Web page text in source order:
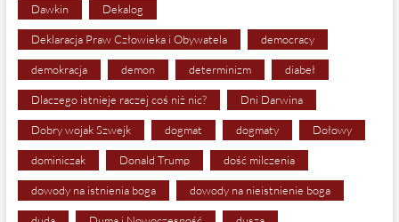
Dawkin Dekalog
Deklaracja Praw Człowieka i Obywatela democracy
demokracja demon determinizm diabeł
Dlaczego istnieje raczej coś niż nic? Dni Darwina
Dobry wojak Szwejk dogmat dogmaty Dołowy
dominiczak Donald Trump dość milczenia
dowody na istnienia boga dowody na nieistnienie boga